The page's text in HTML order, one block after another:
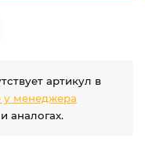
артикул в
у менеджера
аналогах.